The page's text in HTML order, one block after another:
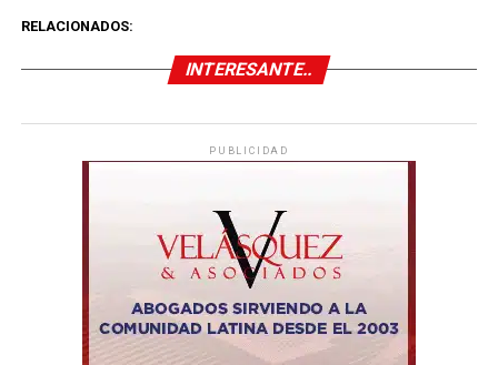
RELACIONADOS:
INTERESANTE..
PUBLICIDAD